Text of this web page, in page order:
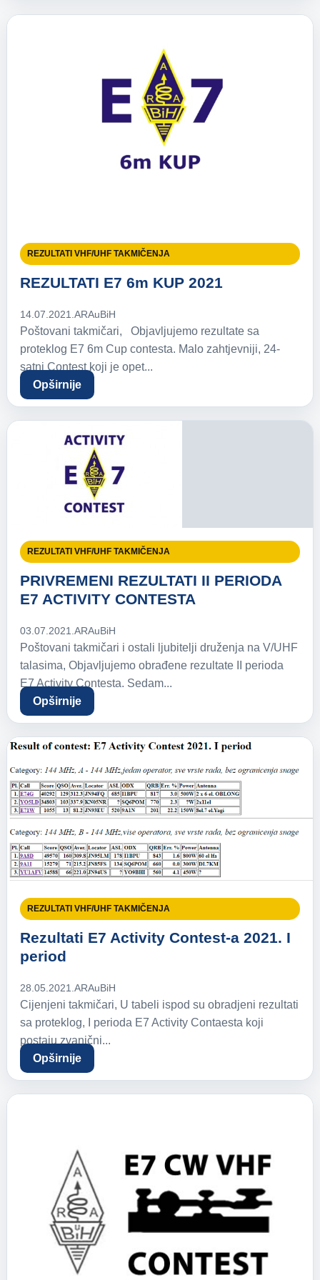
REZULTATI VHF/UHF TAKMIČENJA
REZULTATI E7 6m KUP 2021
14.07.2021. ARAuBiH
Poštovani takmičari, Objavljujemo rezultate sa
proteklog E7 6m Cup contesta. Malo zahtjevniji, 24-
satni Contest koji je opet...
Opširnije
REZULTATI VHF/UHF TAKMIČENJA
PRIVREMENI REZULTATI II PERIODA
E7 ACTIVITY CONTESTA
03.07.2021. ARAuBiH
Poštovani takmičari i ostali ljubitelji druženja na V/UHF
talasima, Objavljujemo obrađene rezultate II perioda
E7 Activity Contesta. Sedam...
Opširnije
REZULTATI VHF/UHF TAKMIČENJA
Rezultati E7 Activity Contest-a 2021. I
period
28.05.2021. ARAuBiH
Cijenjeni takmičari, U tabeli ispod su obradjeni rezultati
sa proteklog, I perioda E7 Activity Contaesta koji
postaju zvanični...
Opširnije